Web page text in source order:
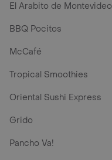
El Arabito de Montevideo
BBQ Pocitos
McCafé
Tropical Smoothies
Oriental Sushi Express
Grido
Pancho Va!